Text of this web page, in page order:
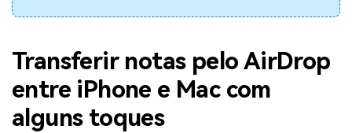
Transferir notas pelo AirDrop
entre iPhone e Mac com
alguns toques